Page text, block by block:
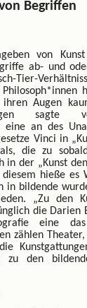
Begriffen
von
ab- und
Tier-
Augen
sagte
eine an des
Vinci in
die zu
in der „Kunst
diesem hieße es
in bildende
„Zu den
die
eine
zählen
zu den